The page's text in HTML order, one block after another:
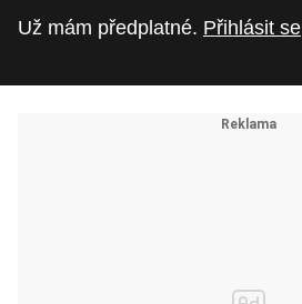
Už mám předplatné. Přihlásit se